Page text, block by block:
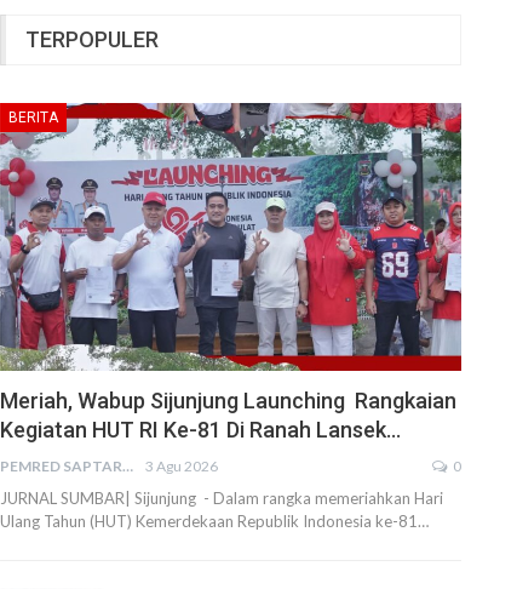
TERPOPULER
BERITA
Meriah, Wabup Sijunjung Launching Rangkaian
Kegiatan HUT RI Ke-81 Di Ranah Lansek…
PEMRED SAPTARIUS 3 Agu 2026 0
JURNAL SUMBAR| Sijunjung - Dalam rangka memeriahkan Hari
Ulang Tahun (HUT) Kemerdekaan Republik Indonesia ke-81…